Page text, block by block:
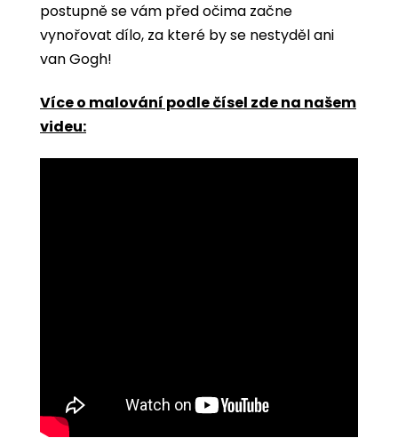
postupně se vám před očima začne
vynořovat dílo, za které by se nestyděl ani
van Gogh!
Více o malování podle čísel zde na našem
videu: